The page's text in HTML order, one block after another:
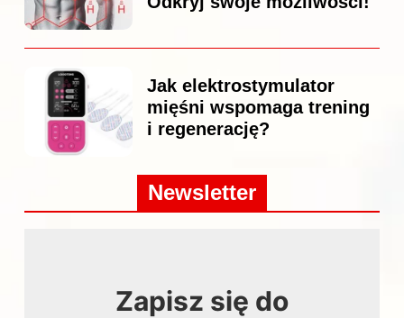
Jak elektrostymulator
mięśni wspomaga trening
i regenerację?
Newsletter
Zapisz się do